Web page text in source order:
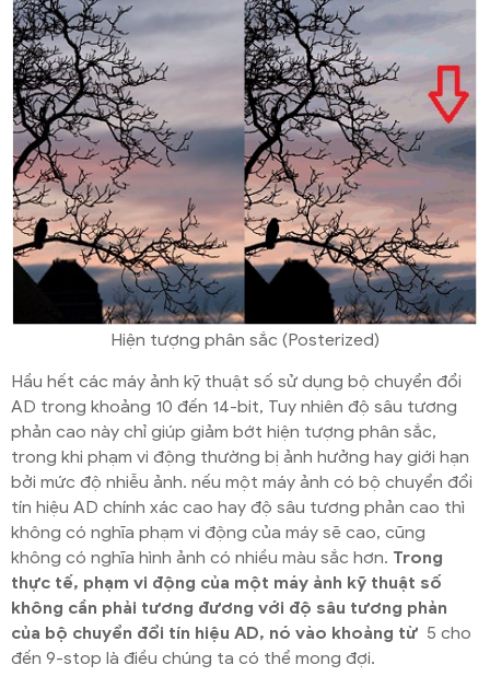
Hiện tượng phân sắc (Posterized)
Hầu hết các máy ảnh kỹ thuật số sử dụng bộ chuyển đổi
AD trong khoảng 10 đến 14-bit, Tuy nhiên độ sâu tương
phản cao này chỉ giúp giảm bớt hiện tượng phân sắc,
trong khi phạm vi động thường bị ảnh hưởng hay giới hạn
bởi mức độ nhiễu ảnh. nếu một máy ảnh có bộ chuyển đổi
tín hiệu AD chính xác cao hay độ sâu tương phản cao thì
không có nghĩa phạm vi động của máy sẽ cao, cũng
không có nghĩa hình ảnh có nhiều màu sắc hơn. Trong
thực tế, phạm vi động của một máy ảnh kỹ thuật số
không cần phải tương đương với độ sâu tương phản
của bộ chuyển đổi tín hiệu AD, nó vào khoảng từ 5 cho
đến 9-stop là điều chúng ta có thể mong đợi.